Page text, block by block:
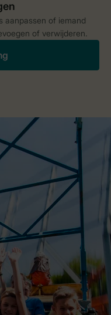
aanpassen of iemand
of verwijderen.